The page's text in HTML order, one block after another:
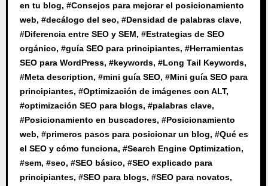
en tu blog, #Consejos para mejorar el posicionamiento
web, #decálogo del seo, #Densidad de palabras clave,
#Diferencia entre SEO y SEM, #Estrategias de SEO
orgánico, #guía SEO para principiantes, #Herramientas
SEO para WordPress, #keywords, #Long Tail Keywords,
#Meta description, #mini guía SEO, #Mini guía SEO para
principiantes, #Optimización de imágenes con ALT,
#optimización SEO para blogs, #palabras clave,
#Posicionamiento en buscadores, #Posicionamiento
web, #primeros pasos para posicionar un blog, #Qué es
el SEO y cómo funciona, #Search Engine Optimization,
#sem, #seo, #SEO básico, #SEO explicado para
principiantes, #SEO para blogs, #SEO para novatos,